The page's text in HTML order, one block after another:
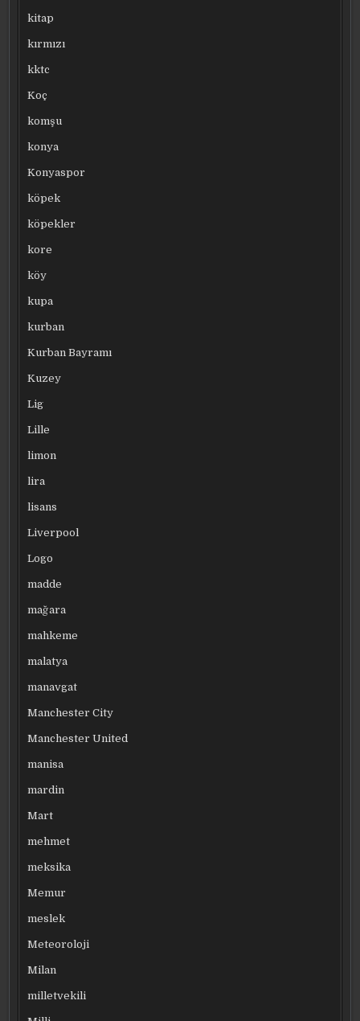
kitap
kırmızı
kktc
Koç
komşu
konya
Konyaspor
köpek
köpekler
kore
köy
kupa
kurban
Kurban Bayramı
Kuzey
Lig
Lille
limon
lira
lisans
Liverpool
Logo
madde
mağara
mahkeme
malatya
manavgat
Manchester City
Manchester United
manisa
mardin
Mart
mehmet
meksika
Memur
meslek
Meteoroloji
Milan
milletvekili